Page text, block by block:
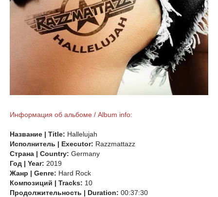
Информация об альбоме / Album info:
Название | Title: Hallelujah
Исполнитель | Executor: Razzmattazz
Страна | Country: Germany
Год | Year: 2019
Жанр | Genre: Hard Rock
Композиций | Tracks: 10
Продолжительность | Duration: 00:37:30